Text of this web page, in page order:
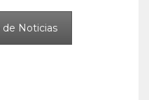
de Noticias